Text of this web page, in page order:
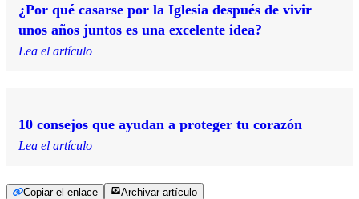
¿Por qué casarse por la Iglesia después de vivir
unos años juntos es una excelente idea?
Lea el artículo
10 consejos que ayudan a proteger tu corazón
Lea el artículo
Copiar el enlace Archivar artículo